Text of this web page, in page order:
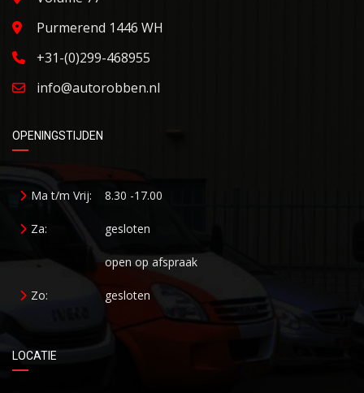
Purmerend 1446 WH
+31-(0)299-468955
info@autorobben.nl
OPENINGSTIJDEN
Ma t/m Vrij: 8.30 -17.00
Za: gesloten
open op afspraak
Zo: gesloten
LOCATIE